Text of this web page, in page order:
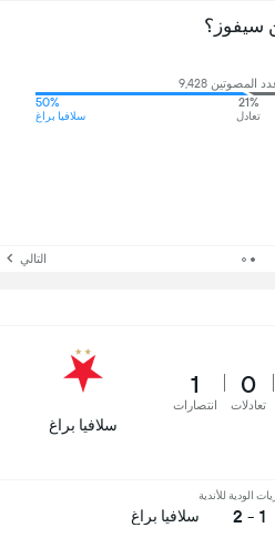
سيفوز؟
المصوتين 9,428
21%
تعادل
50%
سلافيا براغ
التالي
0
تعادلات
1
انتصارات
سلافيا براغ
الودية للأندية
1 - 2 سلافيا براغ